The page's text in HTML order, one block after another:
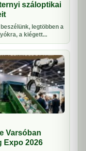
száloptikai
legtöbben a
a kiégett...
Varsóban
Expo 2026